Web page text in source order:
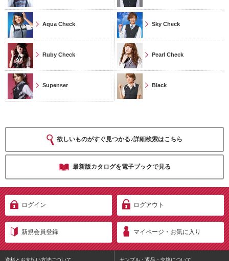
Aqua Check Sky Check
Ruby Check Pearl Check
Supenser Black
欲しいものがすぐ見つかる♪詳細検索はこちら
最新版カタログを電子ブックで見る
ログイン ログアウト
新規会員登録 マイページ・お気に入り
送料とお支払い方法について サンプル・返品・交換について